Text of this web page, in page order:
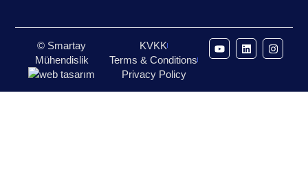
© Smartay
Mühendislik
KVKK
Terms & Conditions
Privacy Policy